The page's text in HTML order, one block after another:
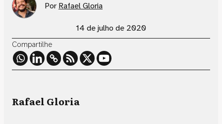
Por Rafael Gloria
14 de julho de 2020
Compartilhe
Rafael Gloria